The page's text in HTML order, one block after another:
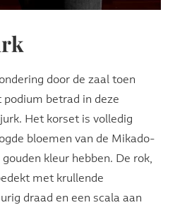
door de zaal toen
betrad in deze
Het korset is volledig
bloemen van de Mikado-
kleur hebben. De rok,
met krullende
draad en een scala aan